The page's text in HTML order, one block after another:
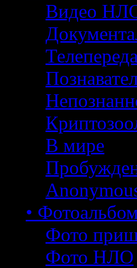
Видео
В мире
•
Фото
Фото НЛО